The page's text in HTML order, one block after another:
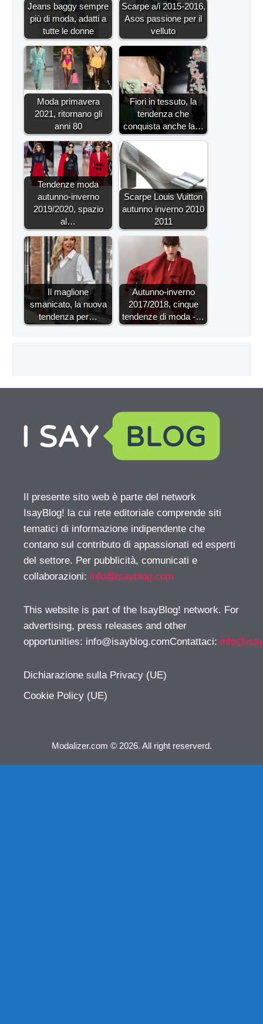
Jeans baggy sempre
più di moda, adatti a
tutte le donne
Scarpe a/i 2015-2016,
Asos passione per il
velluto
Moda primavera
2021, ritornano gli
anni 80
Fiori in tessuto, la
tendenza che
conquista anche la…
Tendenze moda
autunno-inverno
2019/2020, spazio
al…
Scarpe Louis Vuitton
autunno inverno 2010
2011
Il maglione
smanicato, la nuova
tendenza per…
Autunno-inverno
2017/2018, cinque
tendenze di moda -…
Il presente sito web è parte del network
IsayBlog! la cui rete editoriale comprende siti
tematici di informazione indipendente che
contano sul contributo di appassionati ed esperti
del settore. Per pubblicità, comunicati e
collaborazioni: info@isayblog.com
This website is part of the IsayBlog! network. For
advertising, press releases and other
opportunities: info@isayblog.comContattaci:
Dichiarazione sulla Privacy (UE)
Cookie Policy (UE)
Modalizer.com © 2026. All right reserverd.